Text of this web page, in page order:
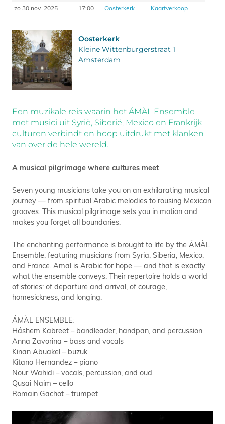
zo 30 nov. 2025
17:00 Oosterkerk Kaartverkoop
Oosterkerk
Kleine Wittenburgerstraat 1
Amsterdam
Een muzikale reis waarin het ÁMÀL Ensemble –
met musici uit Syrië, Siberië, Mexico en Frankrijk –
culturen verbindt en hoop uitdrukt met klanken
van over de hele wereld.
A musical pilgrimage where cultures meet
Seven young musicians take you on an exhilarating musical
journey — from spiritual Arabic melodies to rousing Mexican
grooves. This musical pilgrimage sets you in motion and
makes you forget all boundaries.
The enchanting performance is brought to life by the ÁMÀL
Ensemble, featuring musicians from Syria, Siberia, Mexico,
and France. Amal is Arabic for hope — and that is exactly
what the ensemble conveys. Their repertoire holds a world
of stories: of departure and arrival, of courage,
homesickness, and longing.
ÁMÀL ENSEMBLE:
Háshem Kabreet – bandleader, handpan, and percussion
Anna Zavorina – bass and vocals
Kinan Abuakel – buzuk
Kitano Hernandez – piano
Nour Wahidi – vocals, percussion, and oud
Qusai Naim – cello
Romain Gachot – trumpet